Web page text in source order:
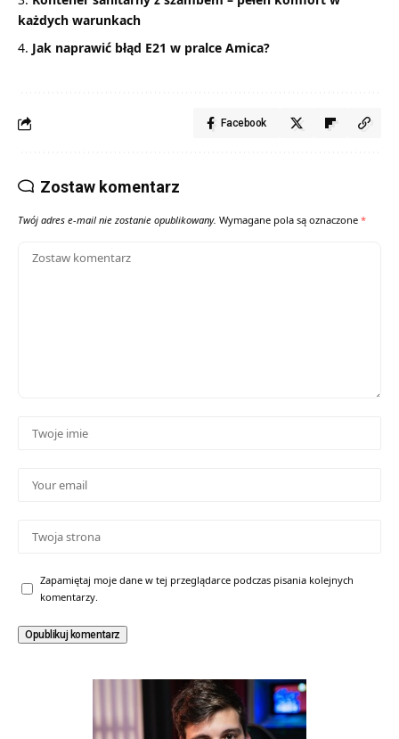
każdych warunkach
Jak naprawić błąd E21 w pralce Amica?
Facebook
Zostaw komentarz
Twój adres e-mail nie zostanie opublikowany. Wymagane pola są oznaczone *
Zapamiętaj moje dane w tej przeglądarce podczas pisania kolejnych
komentarzy.